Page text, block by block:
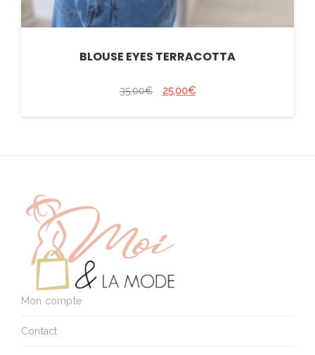
BLOUSE EYES TERRACOTTA
35,00€ 25,00€
Mon compte
Contact